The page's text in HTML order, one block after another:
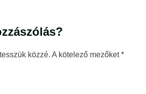
közzé. A kötelező mezőket*